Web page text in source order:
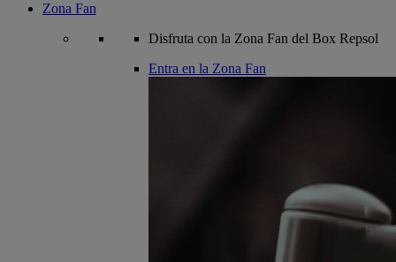
Zona Fan
Disfruta con la Zona Fan del Box Repsol
Entra en la Zona Fan